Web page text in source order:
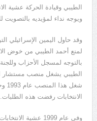
الطيبي وقيادة الحركة عشية
ويوجه نداء لمؤيديه بالتصويت
وقد حاول اليمين الإسرائيلي
لمنع أحمد الطيبي من خوض
بالتوجه لمسجل الأحزاب
الطيبي يشغل منصب مستشار
الانتخابات رفضت هذه الطلبات.
وفي عام 1999 عشية